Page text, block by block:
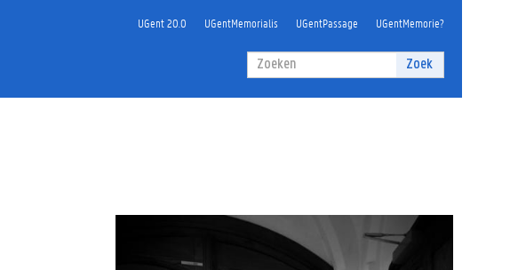
Zoekveld Zoek
Zoeken
UGent 20.0 UGentMemorialis UGentPassage UGentMemorie?